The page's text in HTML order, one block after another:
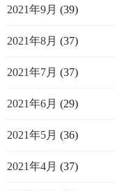
2021年9月 (39)
2021年8月 (37)
2021年7月 (37)
2021年6月 (29)
2021年5月 (36)
2021年4月 (37)